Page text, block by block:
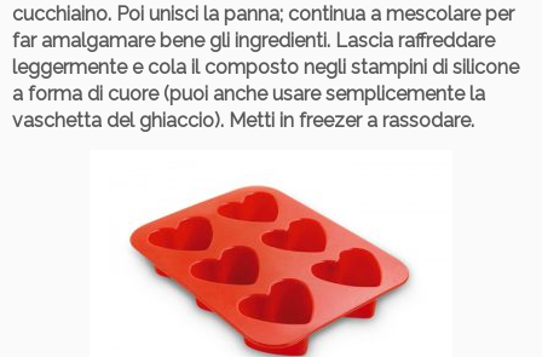
cucchiaino. Poi unisci la panna; continua a mescolare per
far amalgamare bene gli ingredienti. Lascia raffreddare
leggermente e cola il composto negli stampini di silicone
a forma di cuore (puoi anche usare semplicemente la
vaschetta del ghiaccio). Metti in freezer a rassodare.